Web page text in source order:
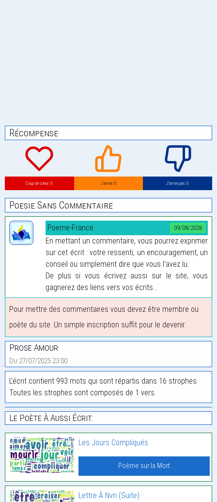
Récompense
Coup de coeur: 0 J’aime: 0 J’aime pas: 0
Poesie Sans Commentaire
09/08/2026
Poeme-France
En mettant un commentaire, vous pourrez exprimer
sur cet écrit : votre ressenti, un encouragement, un
conseil ou simplement dire que vous l'avez lu.
De plus si vous écrivez aussi sur le site, vous
gagnerez des liens vers vos écrits...
Pour mettre des commentaires vous devez être membre ou
poète du site. Un simple inscription suffit pour le devenir.
Prose Amour
Du 27/07/2025 23:00
L'écrit contient 993 mots qui sont répartis dans 16 strophes.
Toutes les strophes sont composés de 1 vers.
Le Poète À Aussi Écrit:
Les Jours Compliqués
Poème sur la Mort
Lettre À Nvn (Suite)